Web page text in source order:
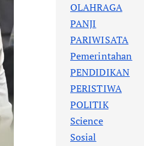
OLAHRAGA
PANJI
PARIWISATA
Pemerintahan
PENDIDIKAN
PERISTIWA
POLITIK
Science
Sosial